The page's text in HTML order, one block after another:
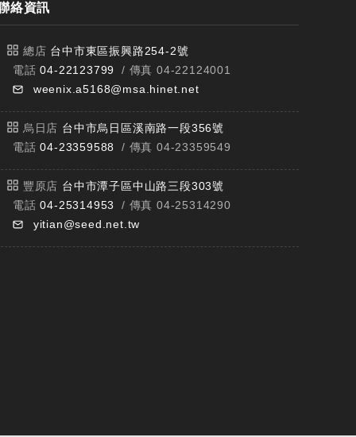
絡資訊
總店 台中市東區振興路254-2號
電話04-22123799
/ 傳真 04-22124001
weenix.a5168@msa.hinet.net
烏日店 台中市烏日區溪南路一段356號
電話04-23359588 / 傳真 04-23359549
豐原店 台中市潭子區中山路三段303號
電話04-25314953
/ 傳真 04-25314290
yitian@seed.net.tw